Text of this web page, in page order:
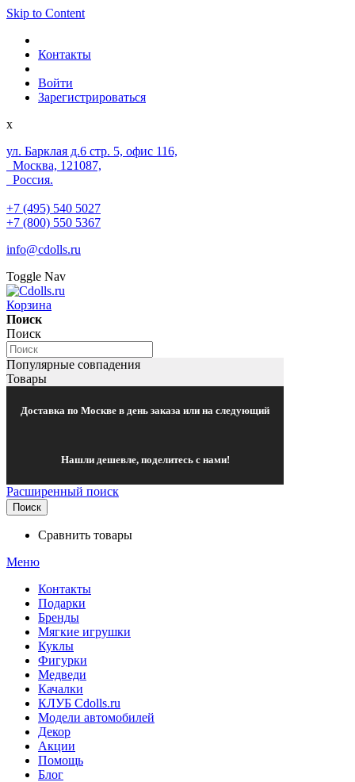
Skip to Content
Контакты
Войти
Зарегистрироваться
x
ул. Барклая д.6 стр. 5, офис 116,
Москва, 121087,
Россия.
+7 (495) 540 5027
+7 (800) 550 5367
info@cdolls.ru
Toggle Nav
Корзина
Поиск
Поиск
Популярные совпадения
Товары
Доставка по Москве в день заказа или на следующий
Нашли дешевле, поделитесь с нами!
Расширенный поиск
Поиск
Сравнить товары
Меню
Контакты
Подарки
Бренды
Мягкие игрушки
Куклы
Фигурки
Медведи
Качалки
КЛУБ Cdolls.ru
Модели автомобилей
Декор
Акции
Помощь
Блог